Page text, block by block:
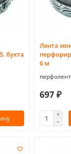
бухта
Лента
6 м
697 ₽